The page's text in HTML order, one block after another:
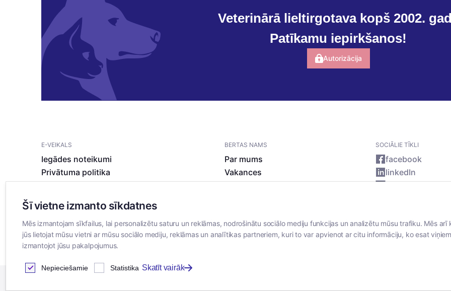
Veterinārā lieltirgotava kopš 2002.
Patīkamu iepirkšanos!
Autorizācija
E-VEIKALS
Iegādes noteikumi
Privātuma politika
BERTAS NAMS
Par mums
Vakances
SOCIĀLIE TĪKLI
facebook
linkedIn
Šī vietne izmanto sīkdatnes
Mēs izmantojam sīkfailus, lai personalizētu saturu un reklāmas, nodrošinātu sociālo mediju funkcijas un analizētu mūsu trafiku. Mēs
jūs lietojat mūsu vietni ar mūsu sociālo mediju, reklāmas un analītikas partneriem, kuri to var apvienot ar citu informāciju, ko esat
izmantojot jūsu pakalpojumus.
Nepieciešamie Statistika Skatīt vairāk